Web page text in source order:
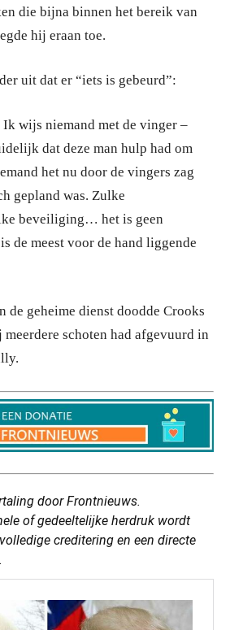
die bijna binnen het bereik van
hij eraan toe.
uit dat er “iets is gebeurd”:
Ik wijs niemand met de vinger –
dat deze man hulp had om
het nu door de vingers zag
gepland was. Zulke
beveiliging… het is geen
de meest voor de hand liggende
de geheime dienst doodde Crooks
schoten had afgevuurd in
door Frontnieuws.
of gedeeltelijke herdruk wordt
creditering en een directe